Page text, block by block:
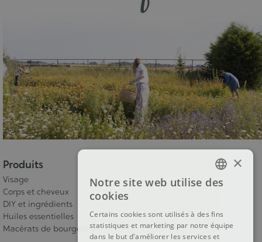
Produits
Visage
Corps et cheveux
DIY et ingrédients
Huiles essentielles
Macérats de bourgeons
FRENCH
ENGLISH
×
Notre site web utilise des
cookies
Certains cookies sont utilisés à des fins
statistiques et marketing par notre équipe
dans le but d'améliorer les services et